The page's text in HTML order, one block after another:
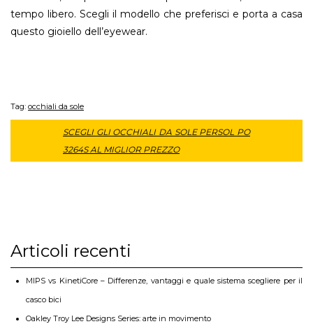
tempo libero. Scegli il modello che preferisci e porta a casa
questo gioiello dell’eyewear.
Tag: occhiali da sole
SCEGLI GLI OCCHIALI DA SOLE PERSOL PO
3264S AL MIGLIOR PREZZO
Articoli recenti
MIPS vs KinetiCore – Differenze, vantaggi e quale sistema scegliere per il
casco bici
Oakley Troy Lee Designs Series: arte in movimento